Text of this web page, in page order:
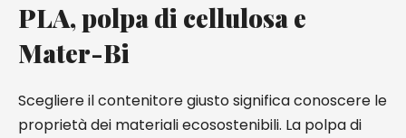
PLA, polpa di cellulosa e
Mater-Bi
Scegliere il contenitore giusto significa conoscere le
proprietà dei materiali ecosostenibili. La polpa di